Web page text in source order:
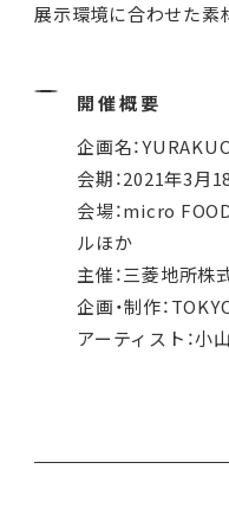
展示環境に合わせた素
開催概要
企画名：
会期：2021年3月
会場：micro
ルほか
主催：三菱地所株
企画・制作：
アーティスト：小